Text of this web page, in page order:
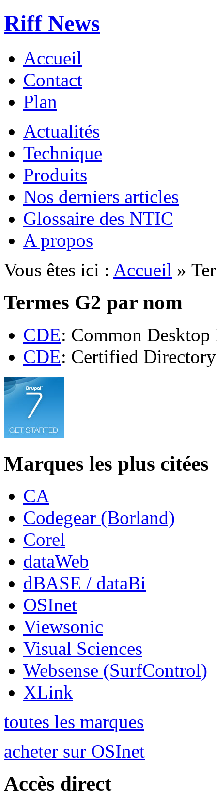
Riff News
Accueil
Contact
Plan
Actualités
Technique
Produits
Nos derniers articles
Glossaire des NTIC
A propos
Vous êtes ici : Accueil »
Termes G2 par nom
CDE: Common
CDE: Certified
Marques les plus citées
CA
Codegear (Borland)
Corel
dataWeb
dBASE / dataBi
OSInet
Viewsonic
Visual Sciences
Websense (SurfControl)
XLink
toutes les marques
acheter sur OSInet
Accès direct